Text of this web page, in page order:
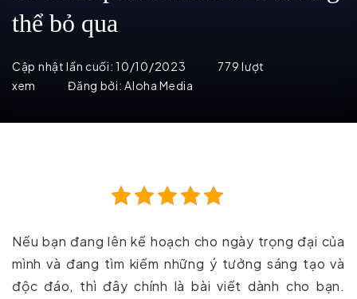
thể bỏ qua
Cập nhật lần cuối:10/10/2023
779 lượt
xem
Đăng bởi:Aloha Media
Nếu bạn đang lên kế hoạch cho ngày trọng đại của
mình và đang tìm kiếm những ý tưởng sáng tạo và
độc đáo, thì đây chính là bài viết dành cho bạn.